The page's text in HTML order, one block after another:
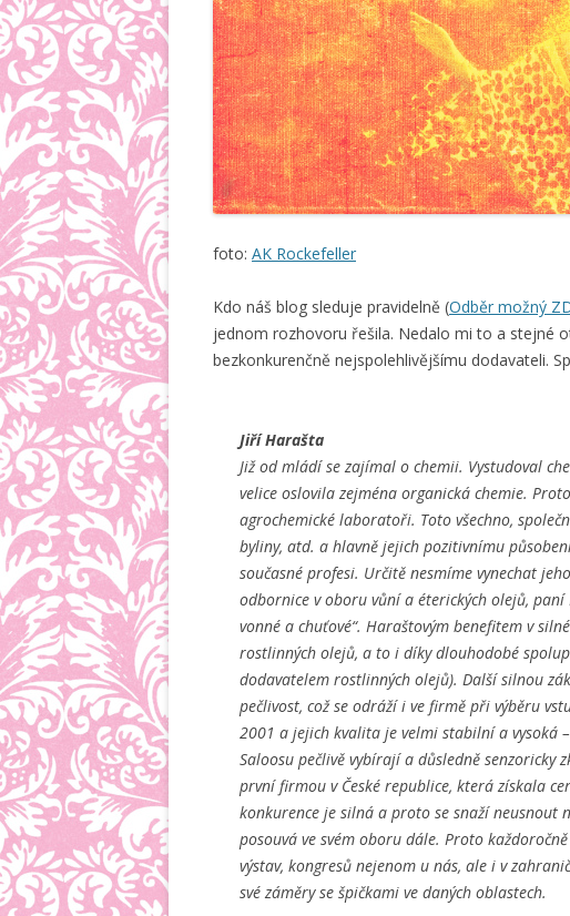
foto: AK Rockefeller
Kdo náš blog sleduje pravidelně (Odběr možný
jednom rozhovoru řešila. Nedalo mi to a stejné
bezkonkurenčně nejspolehlivějšímu dodavateli.
Jiří Harašta
Již od mládí se zajímal o chemii. Vystudoval
velice oslovila zejména organická chemie.
agrochemické laboratoři. Toto všechno,
byliny, atd. a hlavně jejich pozitivnímu
současné profesi. Určitě nesmíme vynechat
odbornice v oboru vůní a éterických olejů,
vonné a chuťové“. Haraštovým benefitem v
rostlinných olejů, a to i díky dlouhodobé
dodavatelem rostlinných olejů). Další silnou
pečlivost, což se odráží i ve firmě při výběru
2001 a jejich kvalita je velmi stabilní a vysoká
Saloosu pečlivě vybírají a důsledně senzoricky
první firmou v České republice, která získala
konkurence je silná a proto se snaží neusnout
posouvá ve svém oboru dále. Proto
výstav, kongresů nejenom u nás, ale i v
své záměry se špičkami ve daných oblastech.